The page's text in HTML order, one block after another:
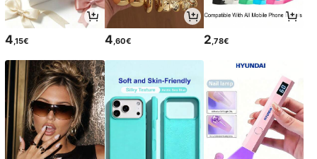
4,15€ 4,60€ 2,78€